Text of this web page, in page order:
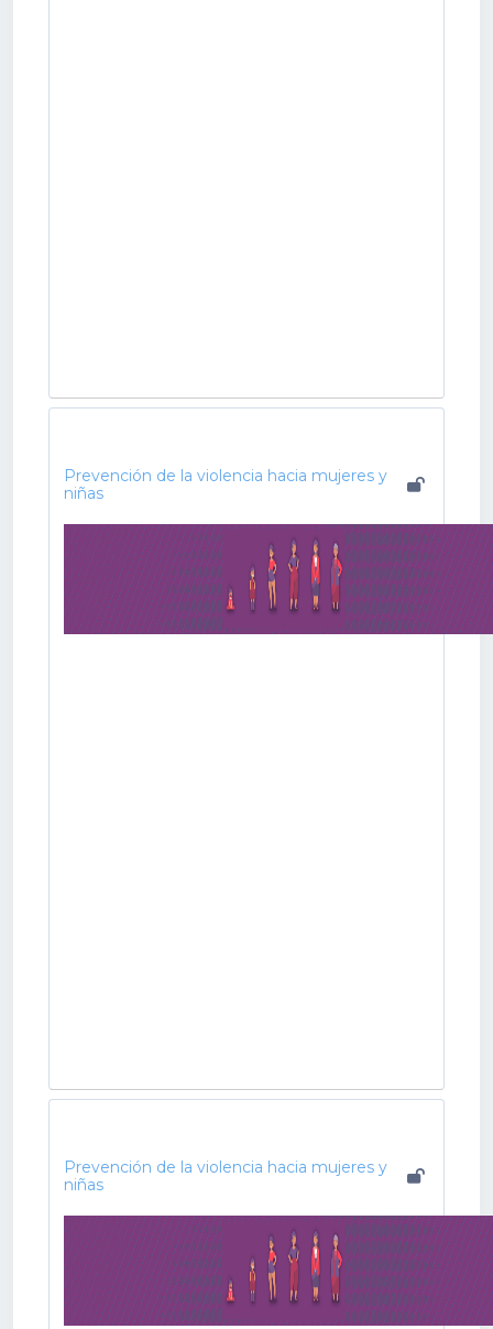
Prevención de la violencia hacia mujeres y
niñas
Prevención de la violencia hacia mujeres y
niñas